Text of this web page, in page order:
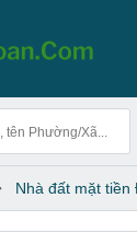
Nhà đất mặt